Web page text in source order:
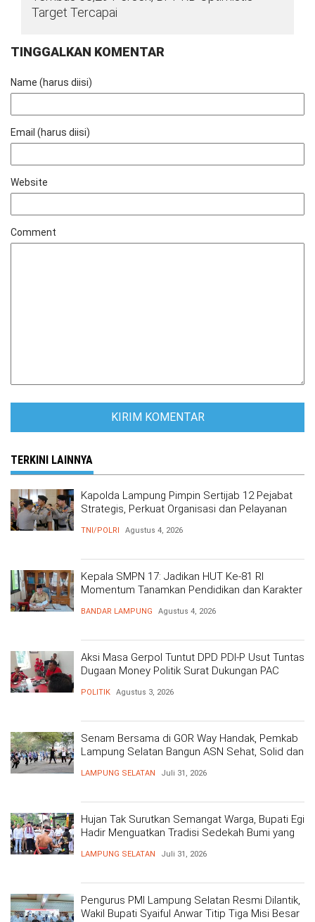
Target Tercapai
TINGGALKAN KOMENTAR
Name (harus diisi)
Email (harus diisi)
Website
Comment
TERKINI LAINNYA
Kapolda Lampung Pimpin Sertijab 12 Pejabat
Strategis, Perkuat Organisasi dan Pelayanan
TNI/POLRI Agustus 4, 2026
Kepala SMPN 17: Jadikan HUT Ke-81 RI
Momentum Tanamkan Pendidikan dan Karakter
BANDAR LAMPUNG Agustus 4, 2026
Aksi Masa Gerpol Tuntut DPD PDI-P Usut Tuntas
Dugaan Money Politik Surat Dukungan PAC
POLITIK Agustus 3, 2026
Senam Bersama di GOR Way Handak, Pemkab
Lampung Selatan Bangun ASN Sehat, Solid dan
LAMPUNG SELATAN Juli 31, 2026
Hujan Tak Surutkan Semangat Warga, Bupati Egi
Hadir Menguatkan Tradisi Sedekah Bumi yang
LAMPUNG SELATAN Juli 31, 2026
Pengurus PMI Lampung Selatan Resmi Dilantik,
Wakil Bupati Syaiful Anwar Titip Tiga Misi Besar